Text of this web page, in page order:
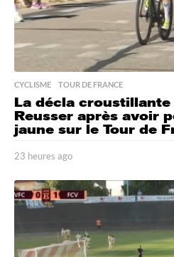
CYCLISME ,TOUR DE FRANCE
La décla
Reusser après avoir
jaune sur le Tour de
23 heures ago
h
e
e
s